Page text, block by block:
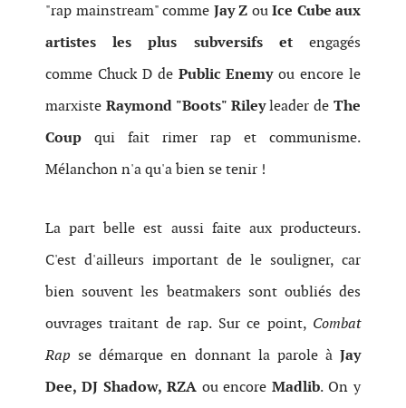
"rap mainstream" comme Jay Z ouIce Cube aux
artistes les plus subversifs et engagés
comme Chuck D dePublic Enemyou encore le
marxiste Raymond "Boots" Rileyleader deThe
Coup qui fait rimer rap et communisme.
Mélanchon n'a qu'a bien se tenir !
La part belle est aussi faite aux producteurs.
C'est d'ailleurs important de le souligner, car
bien souvent les beatmakers sont oubliés des
ouvrages traitant de rap. Sur ce point, Combat
Rap se démarque en donnant la parole à Jay
Dee, DJ Shadow, RZAou encoreMadlib. On y